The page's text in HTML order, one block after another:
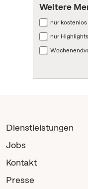
Weitere
nur kostenlos
nur Highlights
Dienstleistungen
Jobs
Kontakt
Presse